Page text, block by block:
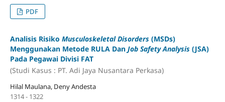
PDF
Analisis Risiko Musculoskeletal Disorders (MSDs)
Menggunakan Metode RULA Dan Job Safety Analysis (JSA)
Pada Pegawai Divisi FAT
(Studi Kasus : PT. Adi Jaya Nusantara Perkasa)
Hilal Maulana, Deny Andesta
1314 - 1322